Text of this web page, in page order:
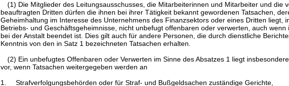
(1) Die Mitglieder des Leitungsausschusses, die Mitarbeiterinnen und Mitarbeiter und die
beauftragten Dritten dürfen die ihnen bei ihrer Tätigkeit bekannt gewordenen Tatsachen,
Geheimhaltung im Interesse des Unternehmens des Finanzsektors oder eines Dritten liegt,
Betriebs- und Geschäftsgeheimnisse, nicht unbefugt offenbaren oder verwerten, auch wenn
bei der Anstalt beendet ist. Dies gilt auch für andere Personen, die durch dienstliche
Kenntnis von den in Satz 1 bezeichneten Tatsachen erhalten.
(2) Ein unbefugtes Offenbaren oder Verwerten im Sinne des Absatzes 1 liegt
vor, wenn Tatsachen weitergegeben werden an
1.
Strafverfolgungsbehörden oder für Straf- und Bußgeldsachen zuständige Gerichte,